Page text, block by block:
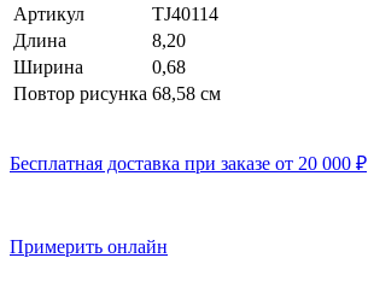
Артикул
TJ40114
Длина
8,20
Ширина
0,68
Повтор рисунка 68,58 см
Бесплатная доставка при заказе от 20 000 ₽
Примерить онлайн